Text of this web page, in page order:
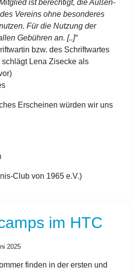
ist berechtigt, die Außen-
Vereins ohne besonderes
Für die Nutzung der
Gebühren an. [..]“
bzw. des Schriftwartes
schlägt Lena Zisecke als
Erscheinen würden wir uns
Club von 1965 e.V.)
im HTC
2025
finden in der ersten und